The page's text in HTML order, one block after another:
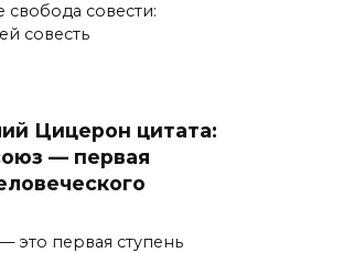
совести:
совесть
Цицерон цитата:
— первая
это первая ступень